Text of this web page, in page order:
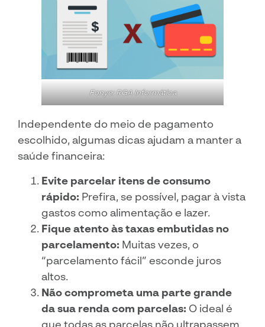
Fonye: RGA Informática
Independente do meio de pagamento
escolhido, algumas dicas ajudam a manter a
saúde financeira:
Evite parcelar itens de consumo
rápido: Prefira, se possível, pagar à vista
gastos como alimentação e lazer.
Fique atento às taxas embutidas no
parcelamento: Muitas vezes, o
“parcelamento fácil” esconde juros
altos.
Não comprometa uma parte grande
da sua renda com parcelas: O ideal é
que todas as parcelas não ultrapassem